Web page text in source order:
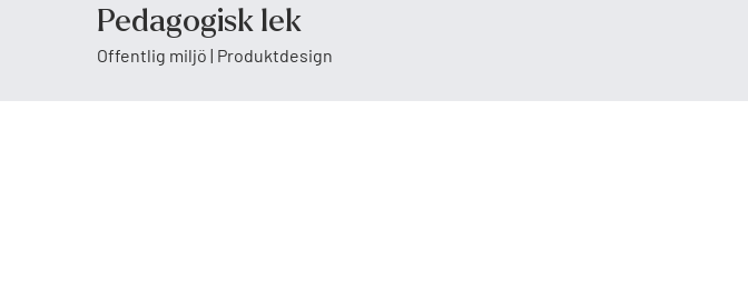
Pedagogisk lek
Offentlig miljö | Produktdesign